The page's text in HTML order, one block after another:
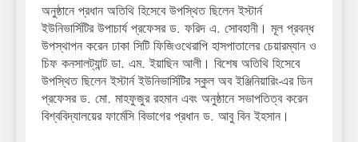
অনুষ্ঠানে প্রধান অতিথি হিসেবে উপস্থিত ছিলেন ইস্টার্ন
ইউনিভার্সিটির উপাচার্য প্রফেসর ড. ফরিদ এ. সোবহানী। মূল প্রবন্ধ
উপস্থাপন করেন ঢাকা সিটি ফিজিওথেরাপি হাসপাতালের চেয়ারম্যান ও
চিফ কনসালট্যান্ট ডা. এম. ইয়াছিন আলী। বিশেষ অতিথি হিসেবে
উপস্থিত ছিলেন ইস্টার্ন ইউনিভার্সিটির স্কুল অব ইঞ্জিনিয়ারিং-এর ডিন
প্রফেসর ড. মো. মাহফুজুর রহমান এবং অনুষ্ঠানে সভাপতিত্ব করেন
বিশ্ববিদ্যালয়ের ফার্মেসি বিভাগের প্রধান ড. আবু বিন ইহসান।